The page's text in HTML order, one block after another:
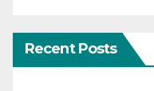
Recent Posts